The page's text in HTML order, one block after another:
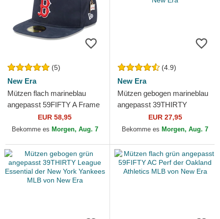
(5)
New Era
Mützen flach marineblau
angepasst 59FIFTY A Frame
Championship Side Flag der
Boston Red Sox MLB...
EUR 58,95
Bekomme es Morgen, Aug. 7
(4.9)
New Era
Mützen gebogen marineblau
angepasst 39THIRTY
Classic der New York
Yankees MLB von New Era
EUR 27,95
Bekomme es Morgen, Aug. 7